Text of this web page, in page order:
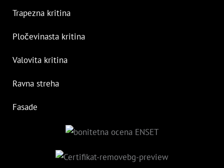
Trapezna kritina
Pločevinasta kritina
Valovita kritina
Ravna streha
Fasade